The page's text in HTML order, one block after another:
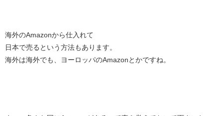
海外のAmazonから仕入れて
日本で売るという方法もあります。
海外は海外でも、ヨーロッパのAmazonとかですね。